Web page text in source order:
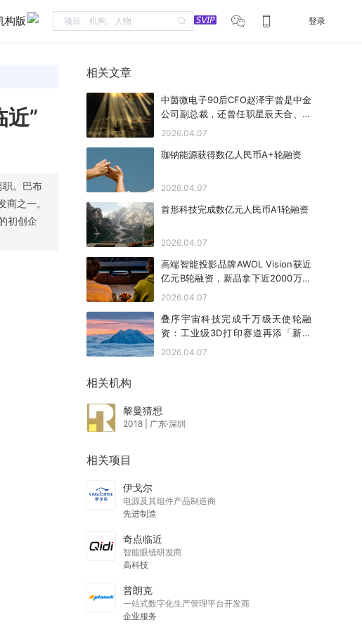
构版 登录
”
。巴布
之一。
初创企
相关文章
中茵微电子90后CFO赵泽宇曾是中金
公司副总裁，还曾任职星辰天合、后
摩智能
2026.04.07
珈钠能源获得数亿人民币A+轮融资
2026.04.07
首形科技完成数亿元人民币A1轮融资
2026.04.07
高端智能投影品牌AWOL Vision获近
亿元B轮融资，新品拿下近2000万美
金众筹
2026.04.07
叠序宇宙科技完成千万级天使轮融
资：工业级3D打印赛道再添「新势
力」
2026.04.07
相关机构
黎曼猜想
2018 广东·深圳
相关项目
伊戈尔
电源及其组件产品制造商
先进制造
奇点临近
智能眼镜研发商
高科技
普朗克
一站式数字化生产管理平台开发商
企业服务